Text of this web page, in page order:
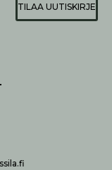
TILAA UUTISKIRJE